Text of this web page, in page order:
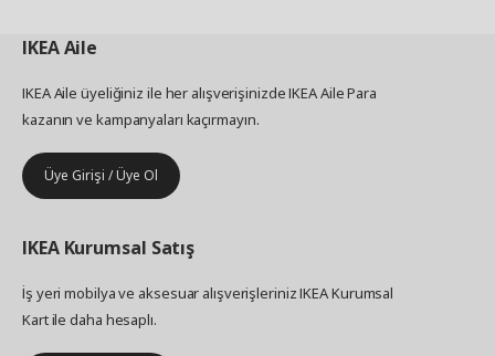
IKEAAile
IKEA Aile üyeliğiniz ile her alışverişinizde IKEA Aile Para
kazanın ve kampanyaları kaçırmayın.
Üye Girişi / Üye Ol
IKEA Kurumsal Satış
İş yeri mobilya ve aksesuar alışverişleriniz IKEA Kurumsal
Kart ile daha hesaplı.